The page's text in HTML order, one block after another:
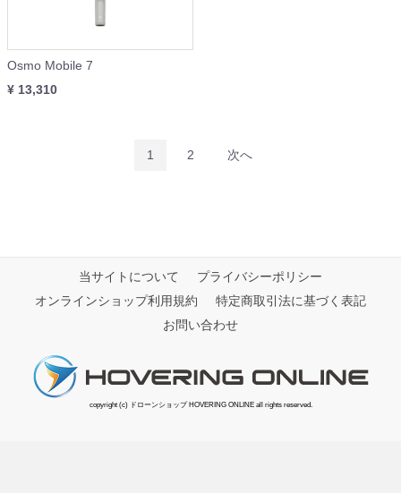
Osmo Mobile 7
¥ 13,310
1 2 次へ
当サイトについて
プライバシーポリシー
オンラインショップ利用規約
特定商取引法に基づく表記
お問い合わせ
copyright (c) ドローンショップ HOVERING ONLINE all rights reserved.